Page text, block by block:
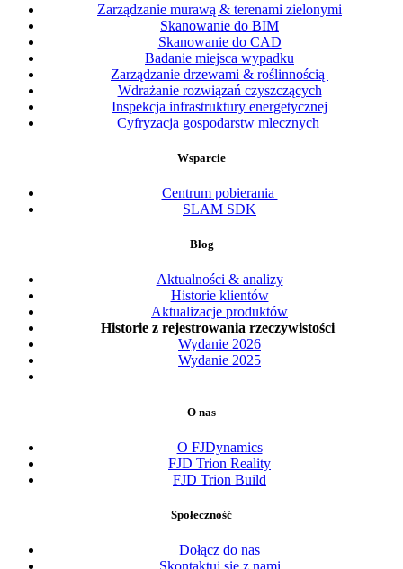
Zarządzanie murawą & terenami zielonymi
Skanowanie do BIM
Skanowanie do CAD
Badanie miejsca wypadku
Zarządzanie drzewami & roślinnością
Wdrażanie rozwiązań czyszczących
Inspekcja infrastruktury energetycznej
Cyfryzacja gospodarstw mlecznych
Wsparcie
Centrum pobierania
SLAM SDK
Blog
Aktualności & analizy
Historie klientów
Aktualizacje produktów
Historie z rejestrowania rzeczywistości
Wydanie 2026
Wydanie 2025
O nas
O FJDynamics
FJD Trion Reality
FJD Trion Build
Społeczność
Dołącz do nas
Skontaktuj się z nami